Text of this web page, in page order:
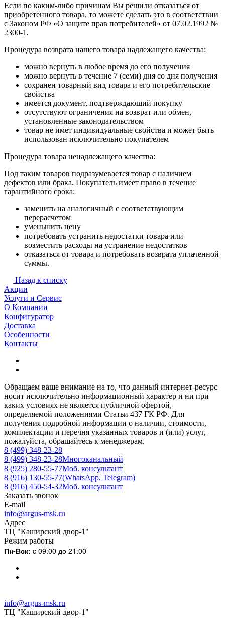
Если по каким-либо причинам Вы решили отказаться от
приобретенного товара, то можете сделать это в соответствии
с Законом РФ «О защите прав потребителей» от 07.02.1992 №
2300-1.
Процедура возврата нашего товара надлежащего качества:
можно вернуть в любое время до его получения
можно вернуть в течение 7 (семи) дня со дня получения
сохранен товарный вид товара и его потребительские
свойства
имеется документ, подтверждающий покупку
отсутствуют ограничения на возврат или обмен,
установленные законодательством
товар не имет индивидуальные свойства и может быть
использован исключительно покупателем
Процедура товара ненадлежащего качества:
Под таким товаров подразумевается товар с наличием
дефектов или брака. Покупатель имеет право в течение
гарантийного срока:
заменить на аналогичный с соответствующим
перерасчетом
уменьшить цену
потребовать устранить недостатки товара или
возместить расходы на устранение недостатков
отказаться от товара и потребовать возврата уплаченной
суммы.
Назад к списку
Акции
Услуги и Сервис
О Компании
Конфигуратор
Доставка
Особенности
Контакты
Обращаем ваше внимание на то, что данный интернет-ресурс
носит исключительно информационный характер и ни при
каких условиях не является публичной офертой,
определяемой положениями Статьи 437 ГК РФ. Для
получения подробной информации о наличии, стоимости,
комплектации и перечня указанных товаров и (или) услуг,
пожалуйста, обращайтесь к менеджерам.
8 (499) 348-23-28
8 (499) 348-23-28Многоканальный
8 (925) 280-55-77Моб. консультант
8 (916) 130-55-77(WhatsApp, Telegram)
8 (916) 450-54-32Моб. консультант
Заказать звонок
E-mail
info@argus-msk.ru
Адрес
ТЦ "Каширский двор-1"
Режим работы
Пн-Вск: c 09:00 до 21:00
info@argus-msk.ru
ТЦ "Каширский двор-1"